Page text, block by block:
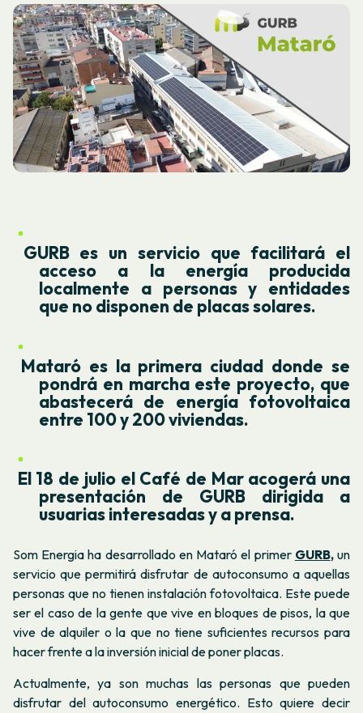
GURB es un servicio que facilitará el
acceso a la energía producida
localmente a personas y entidades
que no disponen de placas solares.
Mataró es la primera ciudad donde se
pondrá en marcha este proyecto, que
abastecerá de energía fotovoltaica
entre 100 y 200 viviendas.
El 18 de julio el Café de Mar acogerá una
presentación de GURB dirigida a
usuarias interesadas y a prensa.
Som Energia ha desarrollado en Mataró el primer GURB,un
servicio que permitirá disfrutar de autoconsumo a aquellas
personas que no tienen instalación fotovoltaica. Este puede
ser el caso de la gente que vive en bloques de pisos, la que
vive de alquiler o la que no tiene suficientes recursos para
hacer frente a la inversión inicial de poner placas.
Actualmente, ya son muchas las personas que pueden
disfrutar del autoconsumo energético. Esto quiere decir